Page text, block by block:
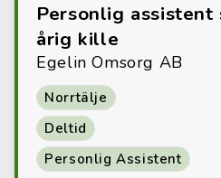
Personlig
årig kille
Egelin Omsorg AB
Norrtälje
Deltid
Personlig Assistent